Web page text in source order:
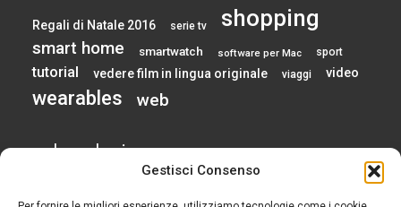
Gestisci Consenso
Regali di Natale 2016 serie tv shopping
smart home smartwatch software per Mac sport
tutorial vedere film in lingua originale viaggi video
wearables web
calendario